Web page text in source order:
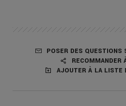
POSER DES QUESTIONS
RECOMMANDER
AJOUTER À LA LISTE